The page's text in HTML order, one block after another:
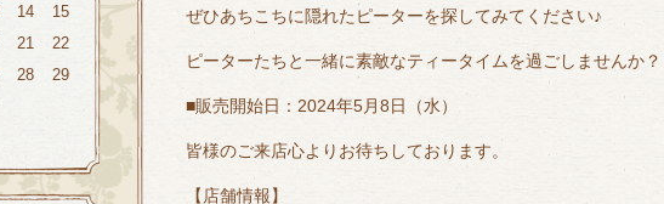
14
15
21
22
28
29
ぜひあちこちに隠れたピーターを探してみてください♪
ピーターたちと一緒に素敵なティータイムを過ごしませんか？
■販売開始日：2024年5月8日（水）
皆様のご来店心よりお待ちしております。
【店舗情報】